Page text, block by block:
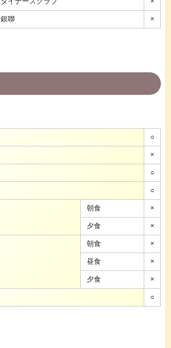
銀聯 ×
○
×
○
○
朝食 ×
夕食 ×
朝食 ×
昼食 ×
夕食 ×
○